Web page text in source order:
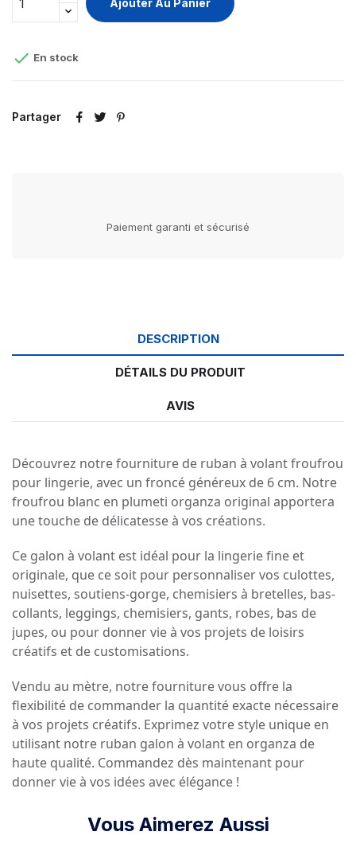
Ajouter Au Panier
 En stock
Partager
Paiement garanti et sécurisé
DESCRIPTION
DÉTAILS DU PRODUIT
AVIS
Découvrez notre fourniture de ruban à volant froufrou
pour lingerie, avec un froncé généreux de 6 cm. Notre
froufrou blanc en plumeti organza original apportera
une touche de délicatesse à vos créations.
Ce galon à volant est idéal pour la lingerie fine et
originale, que ce soit pour personnaliser vos culottes,
nuisettes, soutiens-gorge, chemisiers à bretelles, bas-
collants, leggings, chemisiers, gants, robes, bas de
jupes, ou pour donner vie à vos projets de loisirs
créatifs et de customisations.
Vendu au mètre, notre fourniture vous offre la
flexibilité de commander la quantité exacte nécessaire
à vos projets créatifs. Exprimez votre style unique en
utilisant notre ruban galon à volant en organza de
haute qualité. Commandez dès maintenant pour
donner vie à vos idées avec élégance !
Vous Aimerez Aussi